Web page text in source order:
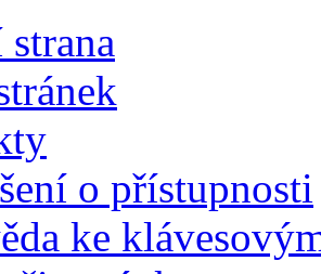
o přístupnosti
ke